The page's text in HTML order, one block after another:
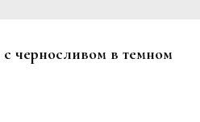
черносливом в темном